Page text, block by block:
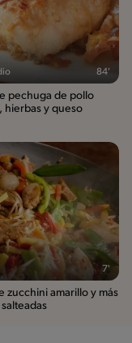
84'
pechuga de pollo
hierbas y queso
7'
zucchini amarillo y más